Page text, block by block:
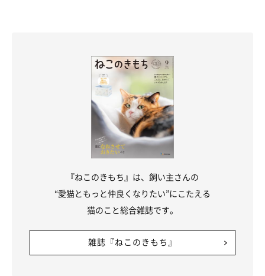
『ねこのきもち』は、飼い主さんの
“愛猫ともっと仲良くなりたい”にこたえる
猫のこと総合雑誌です。
雑誌『ねこのきもち』